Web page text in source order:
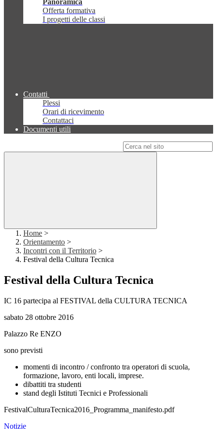
Panoramica
Offerta formativa
I progetti delle classi
Contatti
Plessi
Orari di ricevimento
Contattaci
Documenti utili
Home >
Orientamento >
Incontri con il Territorio >
Festival della Cultura Tecnica
Festival della Cultura Tecnica
IC 16 partecipa al FESTIVAL della CULTURA TECNICA
sabato 28 ottobre 2016
Palazzo Re ENZO
sono previsti
momenti di incontro / confronto tra operatori di scuola,
formazione, lavoro, enti locali, imprese.
dibattiti tra studenti
stand degli Istituti Tecnici e Professionali
FestivalCulturaTecnica2016_Programma_manifesto.pdf
Notizie